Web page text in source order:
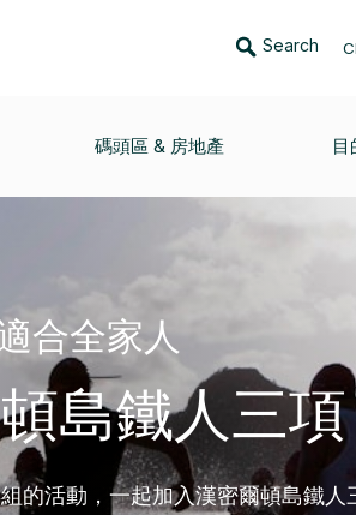
Search
碼頭區 & 房地產 目
合全家人
島鐵人三項
的活動，一起加入漢密爾頓島鐵人